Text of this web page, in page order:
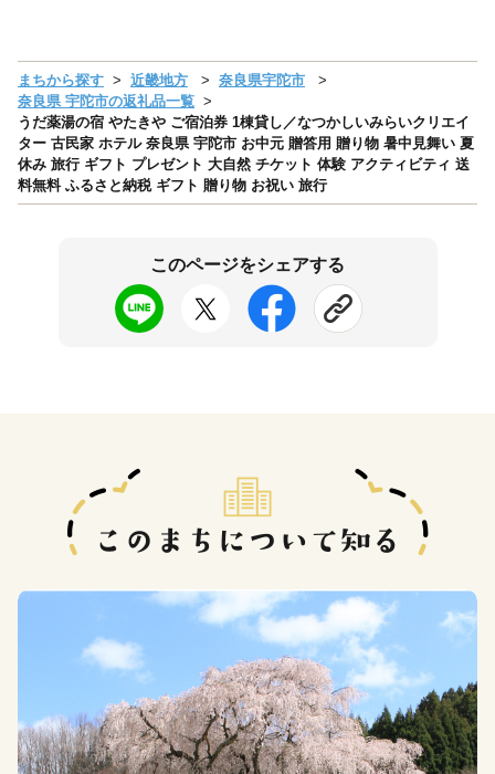
まちから探す 近畿地方
奈良県宇陀市
奈良県 宇陀市の返礼品一覧
うだ薬湯の宿 やたきや ご宿泊券 1棟貸し／なつかしいみらいクリエイ
ター 古民家 ホテル 奈良県 宇陀市 お中元 贈答用 贈り物 暑中見舞い 夏
休み 旅行 ギフト プレゼント 大自然 チケット 体験 アクティビティ 送
料無料 ふるさと納税 ギフト 贈り物 お祝い 旅行
このページをシェアする